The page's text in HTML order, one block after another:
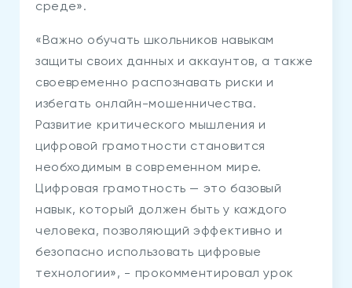
среде».
«Важно обучать школьников навыкам
защиты своих данных и аккаунтов, а также
своевременно распознавать риски и
избегать онлайн-мошенничества.
Развитие критического мышления и
цифровой грамотности становится
необходимым в современном мире.
Цифровая грамотность — это базовый
навык, который должен быть у каждого
человека, позволяющий эффективно и
безопасно использовать цифровые
технологии», - прокомментировал урок